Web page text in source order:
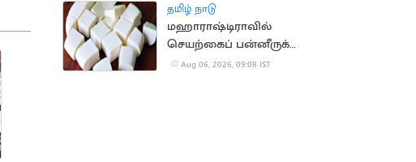
தமிழ் நாடு
மஹாராஷ்டிராவில்
செயற்கைப் பன்னீருக்கு
ஓராண்டு தடை
Aug 06, 2026, 09:08 IST